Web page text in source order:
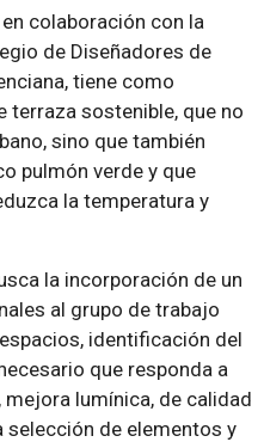
colaboración con la
de Diseñadores de
tiene como
terraza sostenible, que no
sino que también
pulmón verde y que
la temperatura y
la incorporación de un
al grupo de trabajo
identificación del
que responda a
lumínica, de calidad
selección de elementos y